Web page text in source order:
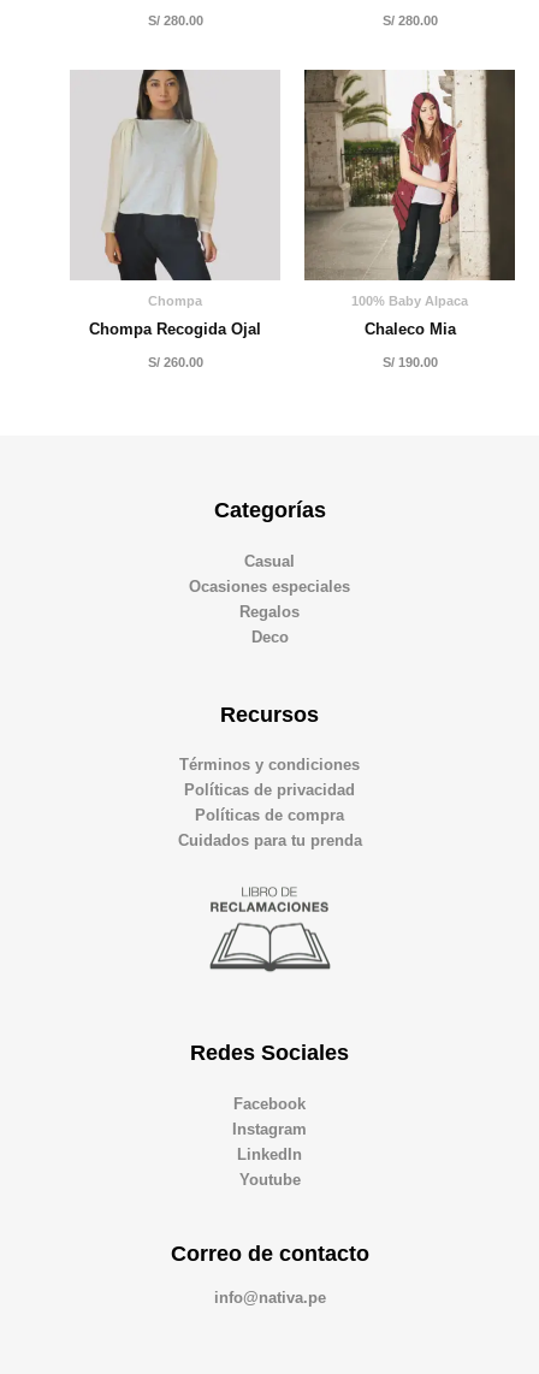
S/280.00 S/280.00
Chompa
Chompa Recogida Ojal
S/260.00
100% Baby Alpaca
Chaleco Mia
S/190.00
Categorías
Casual
Ocasiones especiales
Regalos
Deco
Recursos
Términos y condiciones
Políticas de privacidad
Políticas de compra
Cuidados para tu prenda
Redes Sociales
Facebook
Instagram
LinkedIn
Youtube
Correo de contacto
info@nativa.pe